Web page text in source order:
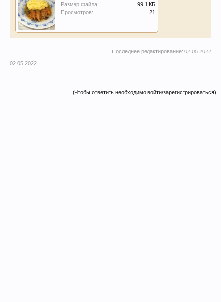
Размер файла:
99,1 КБ
Просмотров:
21
Последнее редактирование: 02.05.2022
02.05.2022
(Чтобы ответить необходимо войти/зарегистрироваться)